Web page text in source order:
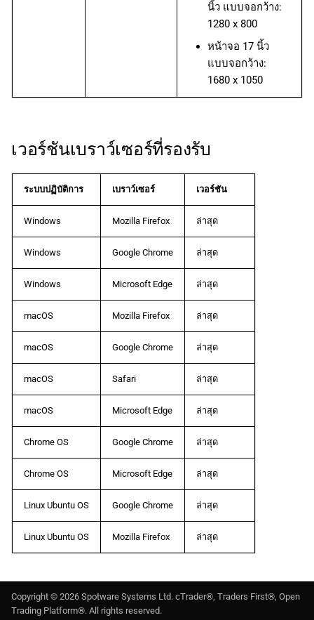
นิ้ว แบบจอกว้าง:
1280 x 800
หน้าจอ 17 นิ้ว
แบบจอกว้าง:
1680 x 1050
เวอร์ชันเบราว์เซอร์ที่รองรับ
ระบบปฏิบัติการ เบราว์เซอร์ เวอร์ชัน
Windows Mozilla Firefox ล่าสุด
Windows Google Chrome ล่าสุด
Windows Microsoft Edge ล่าสุด
macOS Mozilla Firefox ล่าสุด
macOS Google Chrome ล่าสุด
macOS Safari ล่าสุด
macOS Microsoft Edge ล่าสุด
Chrome OS Google Chrome ล่าสุด
Chrome OS Microsoft Edge ล่าสุด
Linux Ubuntu OS Google Chrome ล่าสุด
Linux Ubuntu OS Mozilla Firefox ล่าสุด
Copyright © 2026 Spotware Systems Ltd. cTrader®, Traders First®, Open
Trading Platform®. All rights reserved.